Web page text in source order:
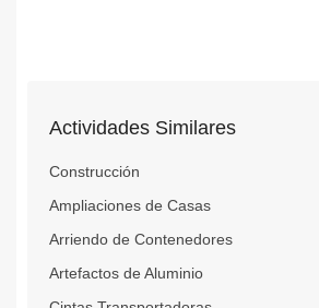
Actividades Similares
Construcción
Ampliaciones de Casas
Arriendo de Contenedores
Artefactos de Aluminio